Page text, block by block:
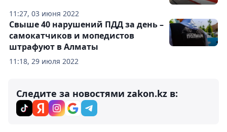
11:27, 03 июня 2022
11:18, 29 июля 2022
Свыше 40 нарушений ПДД за день –
самокатчиков и мопедистов
штрафуют в Алматы
Следите за новостями zakon.kz в: